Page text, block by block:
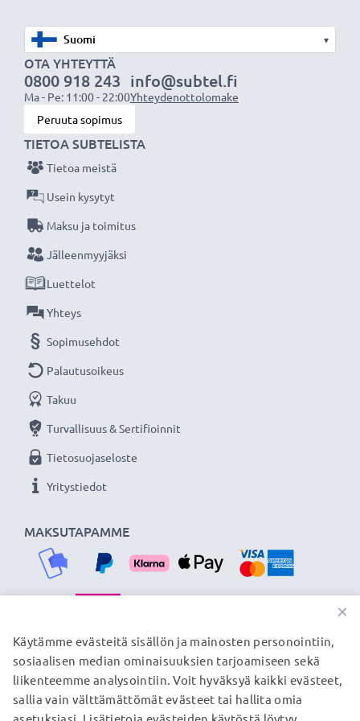
★ 3 vuoden takuu
Olemme vuonna 2004 perustettu kansainvälinen
verkkokauppa, joka tarjoaa laadukkaita tuotteita, ja
siksi tarjoamme 36 kuukauden takuun!
▾
OTA YHTEYTTÄ
0800 918 243
Ma - Pe: 11:00 - 22:00
info@subtel.fi
Yhteydenottolomake
Peruuta sopimus
MAKSUTAPAMME
TIETOA SUBTELISTA
Tietoa meistä
Usein kysytyt
Maksu ja toimitus
Jälleenmyyjäksi
Luettelot
Yhteys
Sopimusehdot
Palautusoikeus
Takuu
Turvallisuus & Sertifioinnit
Tietosuojaseloste
Yritystiedot
TOIMITUSKUMPPANIMME
© subtel.fi 2026
×
Käytämme evästeitä sisällön ja mainosten personointiin,
sosiaalisen median ominaisuuksien tarjoamiseen sekä
liikenteemme analysointiin. Voit hyväksyä kaikki evästeet,
sallia vain välttämättömät evästeet tai hallita omia